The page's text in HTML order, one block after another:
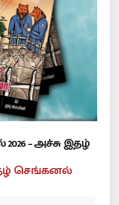
– அச்சு இதழ்
செங்கனல்